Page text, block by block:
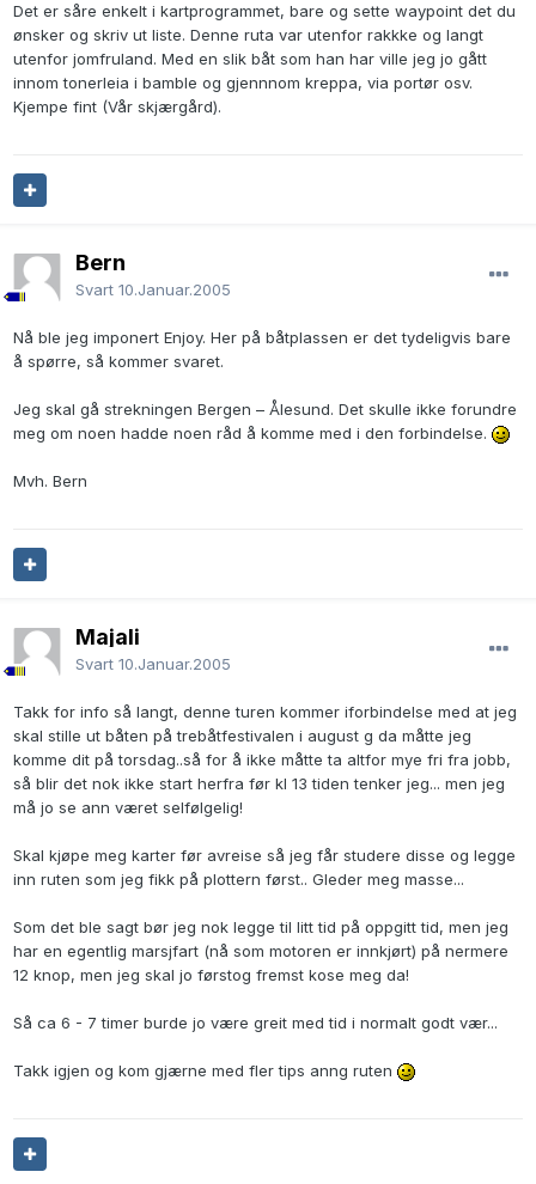
Det er såre enkelt i kartprogrammet, bare og sette waypoint det du
ønsker og skriv ut liste. Denne ruta var utenfor rakkke og langt
utenfor jomfruland. Med en slik båt som han har ville jeg jo gått
innom tonerleia i bamble og gjennnom kreppa, via portør osv.
Kjempe fint (Vår skjærgård).
Bern
Svart 10.Januar.2005
Nå ble jeg imponert Enjoy. Her på båtplassen er det tydeligvis bare
å spørre, så kommer svaret.
Jeg skal gå strekningen Bergen – Ålesund. Det skulle ikke forundre
meg om noen hadde noen råd å komme med i den forbindelse.
Mvh. Bern
Majali
Svart 10.Januar.2005
Takk for info så langt, denne turen kommer iforbindelse med at jeg
skal stille ut båten på trebåtfestivalen i august g da måtte jeg
komme dit på torsdag..så for å ikke måtte ta altfor mye fri fra jobb,
så blir det nok ikke start herfra før kl 13 tiden tenker jeg... men jeg
må jo se ann været selfølgelig!
Skal kjøpe meg karter før avreise så jeg får studere disse og legge
inn ruten som jeg fikk på plottern først.. Gleder meg masse...
Som det ble sagt bør jeg nok legge til litt tid på oppgitt tid, men jeg
har en egentlig marsjfart (nå som motoren er innkjørt) på nermere
12 knop, men jeg skal jo førstog fremst kose meg da!
Så ca 6 - 7 timer burde jo være greit med tid i normalt godt vær...
Takk igjen og kom gjærne med fler tips anng ruten